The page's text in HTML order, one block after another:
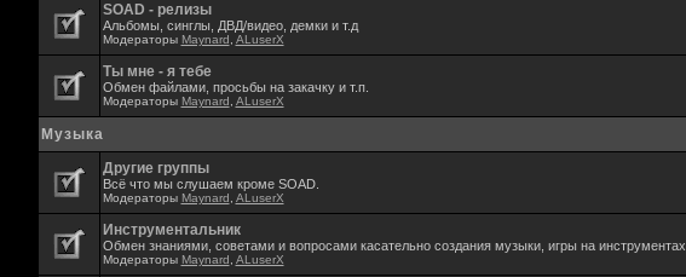
SOAD - релизы
Альбомы, синглы, ДВД/видео, демки и т.д
Модераторы Maynard ALuserX
Ты мне - я тебе
Обмен файлами, просьбы на закачку и т.п.
Модераторы Maynard ALuserX
Музыка
Другие группы
Всё что мы слушаем кроме SOAD.
Модераторы Maynard ALuserX
Инструментальник
Обмен знаниями, советами и вопросами касательно создания музыки, игры на инструментах.
Модераторы Maynard ALuserX